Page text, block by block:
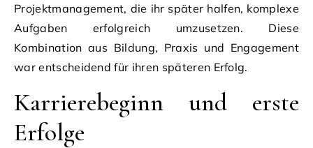
Projektmanagement, die ihr später halfen, komplexe
Aufgaben erfolgreich umzusetzen. Diese
Kombination aus Bildung, Praxis und Engagement
war entscheidend für ihren späteren Erfolg.
Karrierebeginn und erste
Erfolge